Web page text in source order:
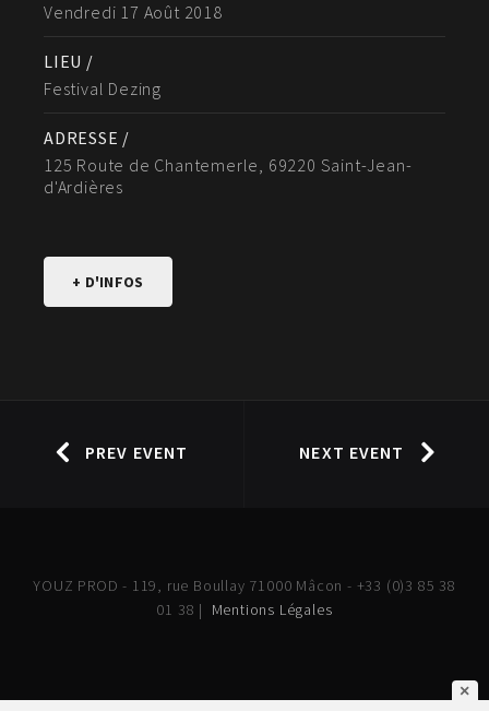
Vendredi 17 Août 2018
LIEU /
Festival Dezing
ADRESSE /
125 Route de Chantemerle, 69220 Saint-Jean-
d'Ardières
+ D'INFOS
PREV EVENT NEXT EVENT
YOUZ PROD - 119, rue Boullay 71000 Mâcon - +33 (0)3 85 38
01 38 | Mentions Légales